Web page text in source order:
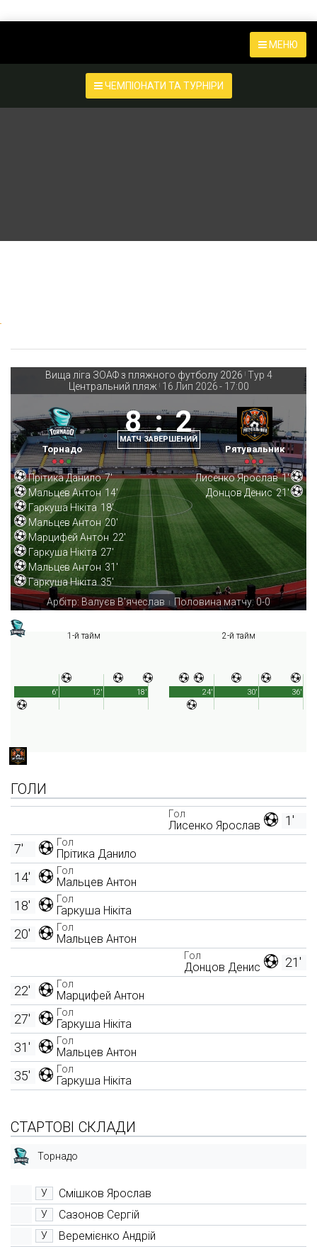
МЕНЮ
ЧЕМПІОНАТИ ТА ТУРНІРИ
Вища ліга ЗОАФ з пляжного футболу 2026 | Тур 4
Центральний пляж | 16 Лип 2026- 17:00
Торнадо
8 : 2
МАТЧ ЗАВЕРШЕНИЙ
Рятувальник
Прітика Данило 7'
Мальцев Антон 14'
Гаркуша Нікіта 18'
Мальцев Антон 20'
Марцифей Антон 22'
Гаркуша Нікіта 27'
Мальцев Антон 31'
Гаркуша Нікіта 35'
Лисенко Ярослав 1'
Донцов Денис 21'
Арбітр: Валуєв В’ячеслав | Половина матчу: 0-0
1-й тайм
18'
6' 12'
2-й тайм
36'
24' 30'
ГОЛИ
1'
Гол
Лисенко Ярослав
Гол
Прітика Данило
7'
Гол
Мальцев Антон
14'
Гол
Гаркуша Нікіта
18'
Гол
Мальцев Антон
20'
21'
Гол
Донцов Денис
Гол
Марцифей Антон
22'
Гол
Гаркуша Нікіта
27'
Гол
Мальцев Антон
31'
Гол
Гаркуша Нікіта
35'
СТАРТОВІ СКЛАДИ
Торнадо
У Смішков Ярослав
У Сазонов Сергій
У Веремієнко Андрій